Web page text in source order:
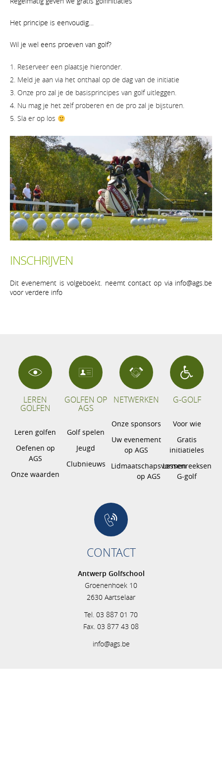
Het principe is eenvoudig…
Wil je wel eens proeven van golf?
Reserveer een plaatsje hieronder.
Meld je aan via het onthaal op de dag van de initiatie
Onze pro zal je de basisprincipes van golf uitleggen.
Nu mag je het zelf proberen en de pro zal je bijsturen.
Sla er op los
INSCHRIJVEN
Dit evenement is volgeboekt. neemt contact op via info@ags.be
voor verdere info
LEREN
GOLFEN
Leren golfen
Oefenen op
AGS
Onze waarden
GOLFEN OP
AGS
Golf spelen
Jeugd
Clubnieuws
NETWERKEN
Onze sponsors
Uw evenement
op AGS
Lidmaatschapsvormen
op AGS
G-GOLF
Voor wie
Gratis
initiatieles
Lessenreeksen
G-golf
CONTACT
Antwerp Golfschool
Groenenhoek 10
2630 Aartselaar
Tel. 03 887 01 70
Fax. 03 877 43 08
info@ags.be